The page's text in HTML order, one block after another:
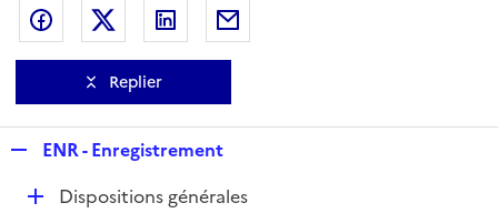
Partager sur Facebook
Partager sur Twitter
Partager sur LinkedIn
Replier
p
ENR - Enregistrement
DDispositions générales